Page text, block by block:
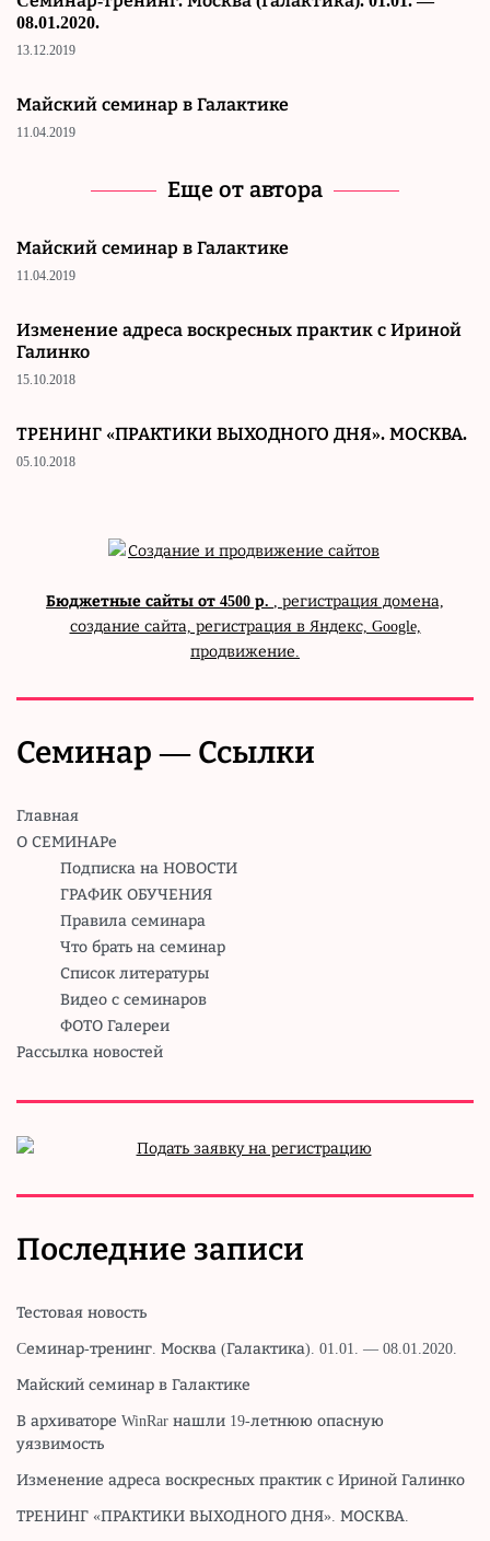
08.01.2020.
13.12.2019
Майский семинар в Галактике
11.04.2019
Еще от автора
Майский семинар в Галактике
11.04.2019
Изменение адреса воскресных практик с Ириной
Галинко
15.10.2018
ТРЕНИНГ «ПРАКТИКИ ВЫХОДНОГО ДНЯ». МОСКВА.
05.10.2018
Бюджетные сайты от 4500 р. , регистрация домена,
создание сайта, регистрация в Яндекс, Google,
продвижение.
Семинар — Ссылки
Главная
О СЕМИНАРе
Подписка на НОВОСТИ
ГРАФИК ОБУЧЕНИЯ
Правила семинара
Что брать на семинар
Список литературы
Видео с семинаров
ФОТО Галереи
Рассылка новостей
Последние записи
Тестовая новость
Cеминар-тренинг. Москва (Галактика). 01.01. — 08.01.2020.
Майский семинар в Галактике
В архиваторе WinRar нашли 19-летнюю опасную
уязвимость
Изменение адреса воскресных практик с Ириной Галинко
ТРЕНИНГ «ПРАКТИКИ ВЫХОДНОГО ДНЯ». МОСКВА.